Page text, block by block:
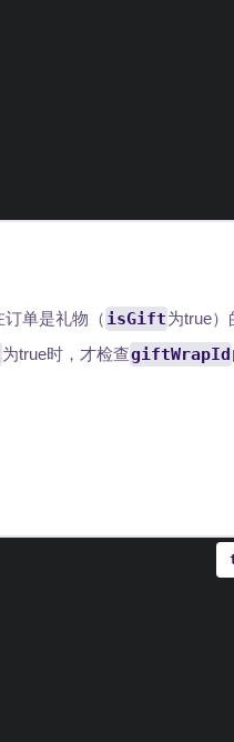
订单是礼物（ isGift为true）
为true时，才检查giftWrapId